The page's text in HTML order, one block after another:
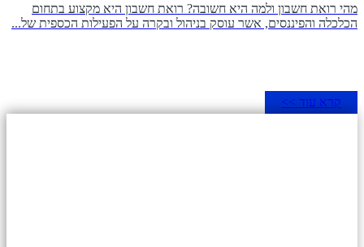
מהי רואת חשבון ולמה היא חשובה? רואת חשבון היא מקצוע בתחום
הכלכלה והפיננסים, אשר עוסק בניהול ובקרה על הפעילות הכספית של...
קרא עוד >>